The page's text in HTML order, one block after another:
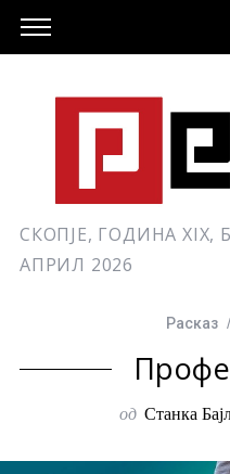
СКОПЈЕ, ГОДИНА XIX,
АПРИЛ 2026
Расказ
од Станка